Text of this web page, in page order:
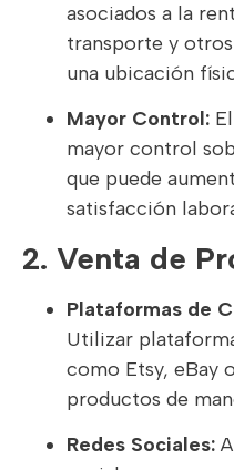
asociados a la
transporte y
una ubicación
Mayor Control:
mayor control
que puede
satisfacción
2. Venta de
Plataformas de
Utilizar
como Etsy, eBay
productos de
Redes Sociales: